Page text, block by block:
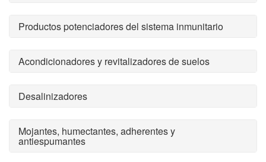
Productos potenciadores del sistema inmunitario
Acondicionadores y revitalizadores de suelos
Desalinizadores
Mojantes, humectantes, adherentes y
antiespumantes